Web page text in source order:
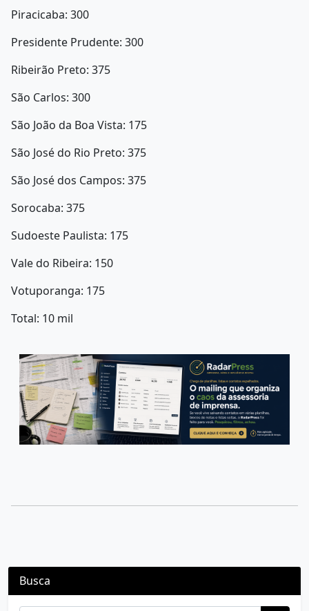
Piracicaba: 300
Presidente Prudente: 300
Ribeirão Preto: 375
São Carlos: 300
São João da Boa Vista: 175
São José do Rio Preto: 375
São José dos Campos: 375
Sorocaba: 375
Sudoeste Paulista: 175
Vale do Ribeira: 150
Votuporanga: 175
Total: 10 mil
Busca